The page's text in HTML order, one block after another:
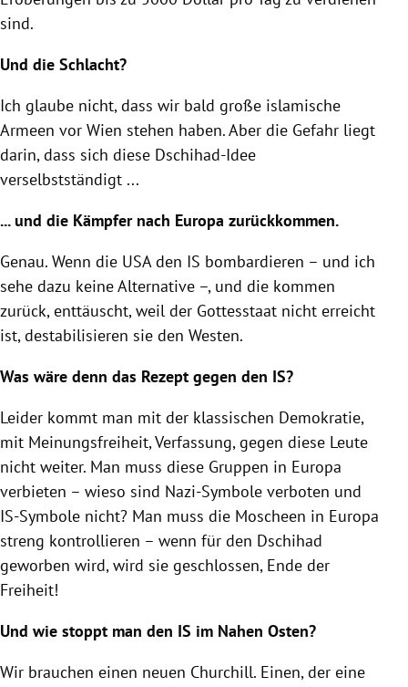
sind.
Und die Schlacht?
Ich glaube nicht, dass wir bald große islamische
Armeen vor Wien stehen haben. Aber die Gefahr liegt
darin, dass sich diese Dschihad-Idee
verselbstständigt ...
... und die Kämpfer nach Europa zurückkommen.
Genau. Wenn die USAden IS bombardieren – und ich
sehe dazu keine Alternative –, und die kommen
zurück, enttäuscht, weil der Gottesstaat nicht erreicht
ist, destabilisieren sie den Westen.
Was wäre denn das Rezept gegen den IS?
Leider kommt man mit der klassischen Demokratie,
mit Meinungsfreiheit, Verfassung, gegen diese Leute
nicht weiter. Man muss diese Gruppen in Europa
verbieten – wieso sind Nazi-Symbole verboten und
IS-Symbole nicht? Man muss die Moscheen in Europa
streng kontrollieren – wenn für den Dschihad
geworben wird, wird sie geschlossen, Ende der
Freiheit!
Und wie stoppt man den IS im Nahen Osten?
Wir brauchen einen neuen Churchill. Einen, der eine